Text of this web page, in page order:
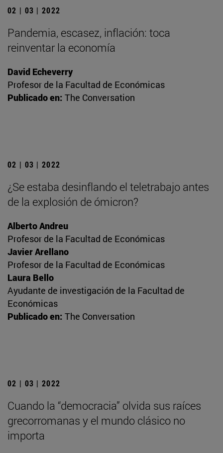
02 | 03 | 2022
Pandemia, escasez, inflación: toca
reinventar la economía
David Echeverry
Profesor de la Facultad de Económicas
Publicado en: The Conversation
02 | 03 | 2022
¿Se estaba desinflando el teletrabajo antes
de la explosión de ómicron?
Alberto Andreu
Profesor de la Facultad de Económicas
Javier Arellano
Profesor de la Facultad de Económicas
Laura Bello
Ayudante de investigación de la Facultad de
Económicas
Publicado en: The Conversation
02 | 03 | 2022
Cuando la “democracia” olvida sus raíces
grecorromanas y el mundo clásico no
importa